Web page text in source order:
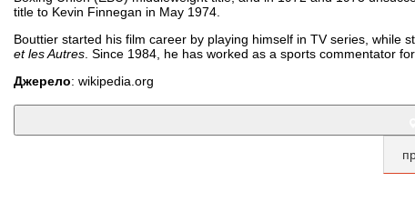
title to Kevin Finnegan in May 1974.
Bouttier started his film career by playing himself in TV series, while
et les Autres . Since 1984, he has worked as a sports commentator
Джерело: wikipedia.org